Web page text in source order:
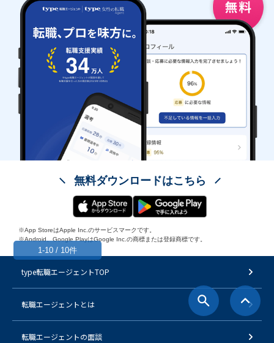
1-10 / 10件
無料ダウンロードはこちら
※App StoreはApple Inc.のサービスマークです。
※Android、Google PlayはGoogle Inc.の商標または登録商標です。
type転職エージェントTOP
転職エージェントとは
転職エージェントの面談